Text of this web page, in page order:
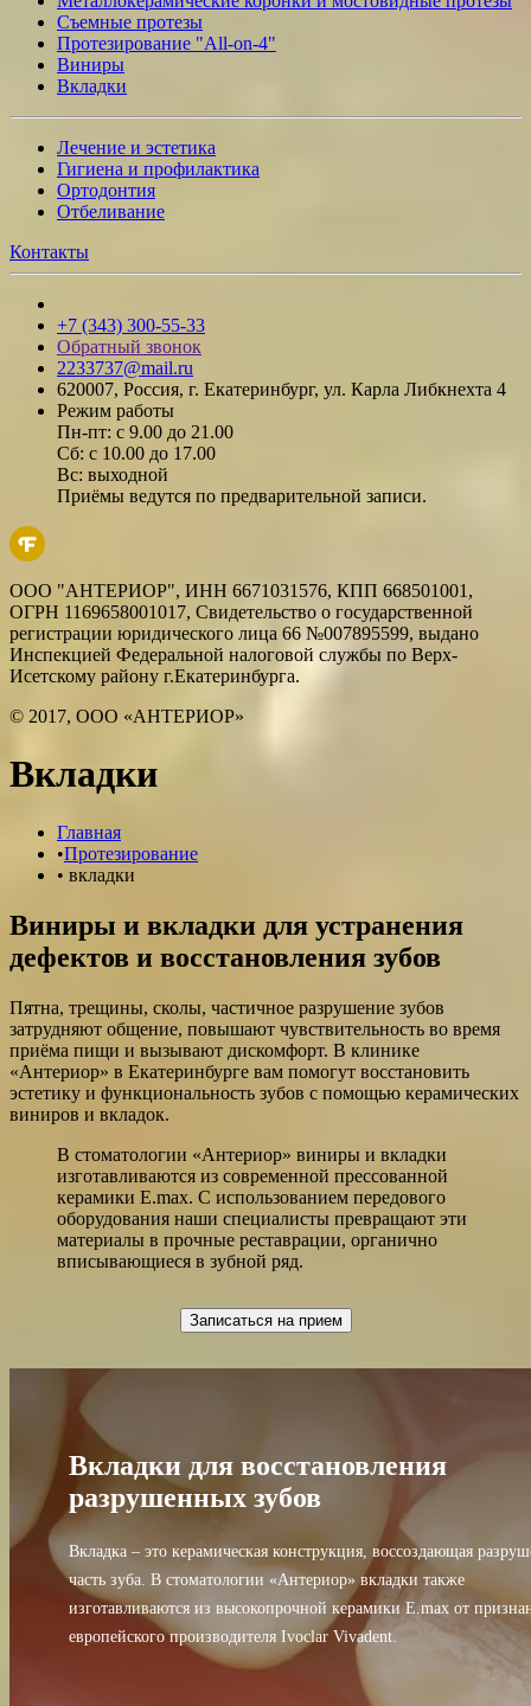
Съемные протезы
Протезирование "All-on-4"
Виниры
Вкладки
Лечение и эстетика
Гигиена и профилактика
Ортодонтия
Отбеливание
Контакты
+7 (343) 300-55-33
Обратный звонок
2233737@mail.ru
620007, Россия, г. Екатеринбург, ул. Карла Либкнехта 4
Режим работы
Пн-пт: с 9.00 до 21.00
Сб: с 10.00 до 17.00
Вс: выходной
Приёмы ведутся по предварительной записи.
ООО "АНТЕРИОР", ИНН 6671031576, КПП 668501001,
ОГРН 1169658001017, Свидетельство о государственной
регистрации юридического лица 66 №007895599, выдано
Инспекцией Федеральной налоговой службы по Верх-
Исетскому району г.Екатеринбурга.
© 2017, ООО «АНТЕРИОР»
Вкладки
Главная
•Протезирование
• вкладки
Виниры и вкладки для устранения
дефектов и восстановления зубов
Пятна, трещины, сколы, частичное разрушение зубов
затрудняют общение, повышают чувствительность во время
приёма пищи и вызывают дискомфорт. В клинике
«Антериор» в Екатеринбурге вам помогут восстановить
эстетику и функциональность зубов с помощью керамических
виниров и вкладок.
В стоматологии «Антериор» виниры и вкладки
изготавливаются из современной прессованной
керамики E.max. С использованием передового
оборудования наши специалисты превращают эти
материалы в прочные реставрации, органично
вписывающиеся в зубной ряд.
Записаться на прием
Вкладки для восстановления
разрушенных зубов
Вкладка – это керамическая конструкция, воссоздающая
часть зуба. В стоматологии «Антериор» вкладки также
изготавливаются из высокопрочной керамики E.max от
европейского производителя Ivoclar Vivadent.